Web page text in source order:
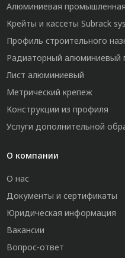
Алюминиевая
Крейты и кассеты Subrack
Профиль строительного
Радиаторный алюминиевый
Лист алюминиевый
Метрический крепеж
Конструкции из профиля
Услуги дополнительной
О компании
О нас
Документы и сертификаты
Юридическая информация
Вакансии
Вопрос-ответ